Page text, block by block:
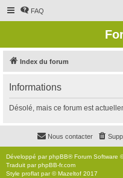
FAQ
Index du forum
Informations
Désolé, mais ce forum est
Nous contacter
Développé parphpBB® Forum Software
Traduit parphpBB-fr.com
Style proflat par ©Mazeltof 2017